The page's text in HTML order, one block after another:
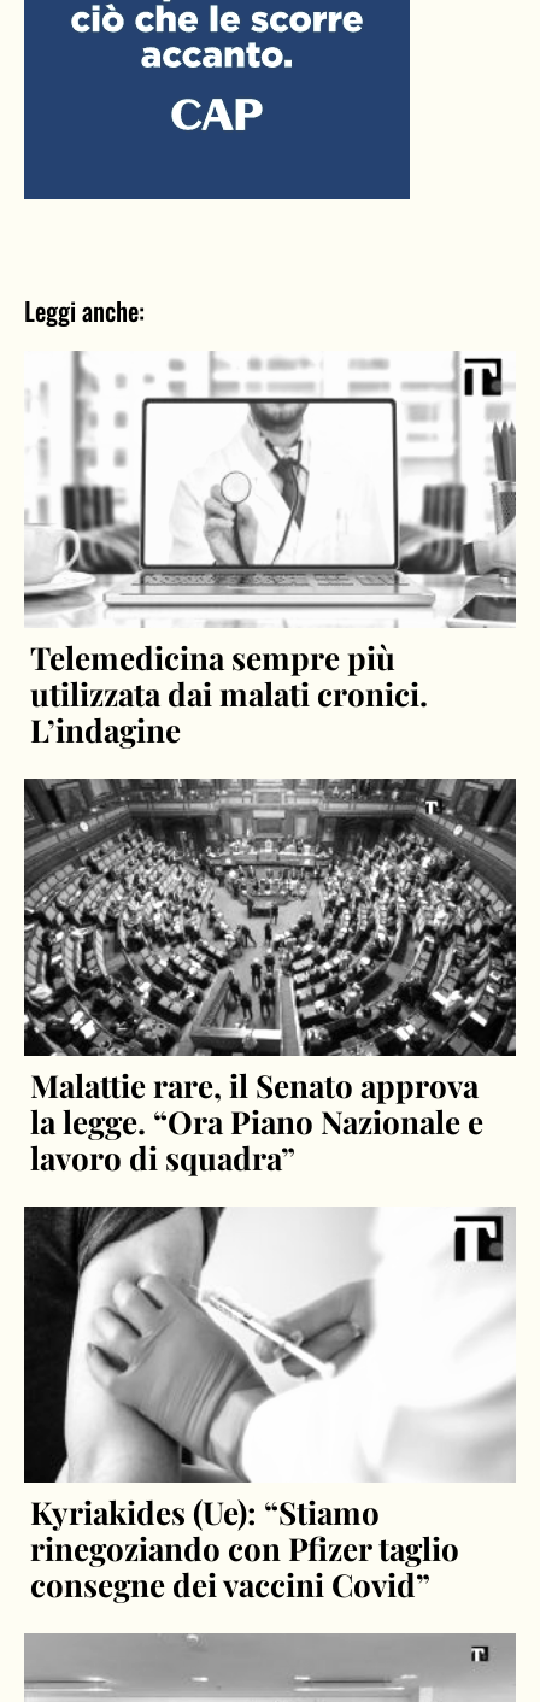
Leggi anche:
Telemedicina sempre più
utilizzata dai malati cronici.
L’indagine
Malattie rare, il Senato approva
la legge. “Ora Piano Nazionale e
lavoro di squadra”
Kyriakides (Ue): “Stiamo
rinegoziando con Pfizer taglio
consegne dei vaccini Covid”